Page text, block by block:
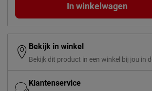
In winkelwagen
Bekijk in winkel
Bekijk dit product in een winkel bij jou in
Klantenservice